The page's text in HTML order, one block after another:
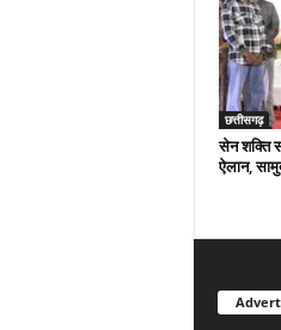
छत्तीसगढ़
सेन शक्ति
ऐलान,